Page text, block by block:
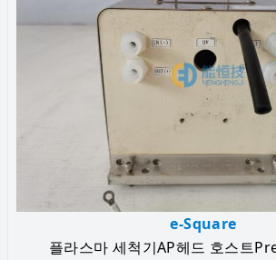
e-Square
플라스마 세척기AP헤드 호스트